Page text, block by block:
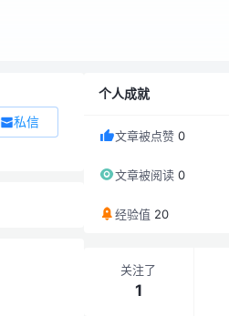
私信
个人成就
文章被点赞 0
文章被阅读 0
经验值 20
关注了
1